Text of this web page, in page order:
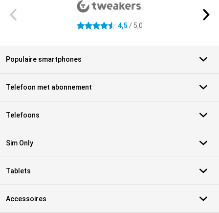
4.5 sterren 4,5 / 5,0
Populaire smartphones
Telefoon met abonnement
Telefoons
Sim Only
Tablets
Accessoires